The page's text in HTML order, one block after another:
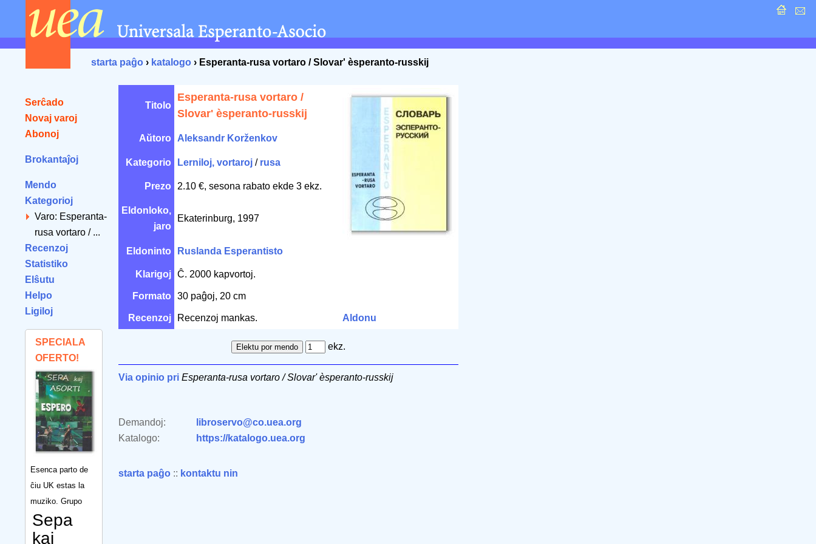
starta paĝo › katalogo › Esperanta-rusa vortaro / Slovar' èsperanto-russkij
Serĉado
Novaj varoj
Abonoj
Brokantaĵoj
Mendo
Kategorioj
Varo: Esperanta-
rusa vortaro / ...
Recenzoj
Statistiko
Elŝutu
Helpo
Ligiloj
SPECIALA
OFERTO!
Esenca parto de
ĉiu UK estas la
muziko. Grupo
Sepa
kaj
Titolo
Esperanta-rusa vortaro /
Slovar' èsperanto-russkij
Aŭtoro Aleksandr Korženkov
Kategorio Lerniloj, vortaroj / rusa
Prezo 2.10 €, sesona rabato ekde 3 ekz.
Eldonloko,
jaro
Ekaterinburg, 1997
Eldoninto Ruslanda Esperantisto
Klarigoj Ĉ. 2000 kapvortoj.
Formato 30 paĝoj, 20 cm
Recenzoj Recenzoj mankas. Aldonu
ekz.
Via opinio pri Esperanta-rusa vortaro / Slovar' èsperanto-russkij
Demandoj:
libroservo@co.uea.org
Katalogo:
https://katalogo.uea.org
starta paĝo :: kontaktu nin